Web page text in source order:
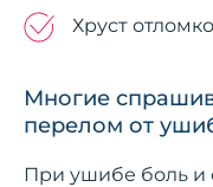
Хруст
Многие
перелом от
При ушибе боль и